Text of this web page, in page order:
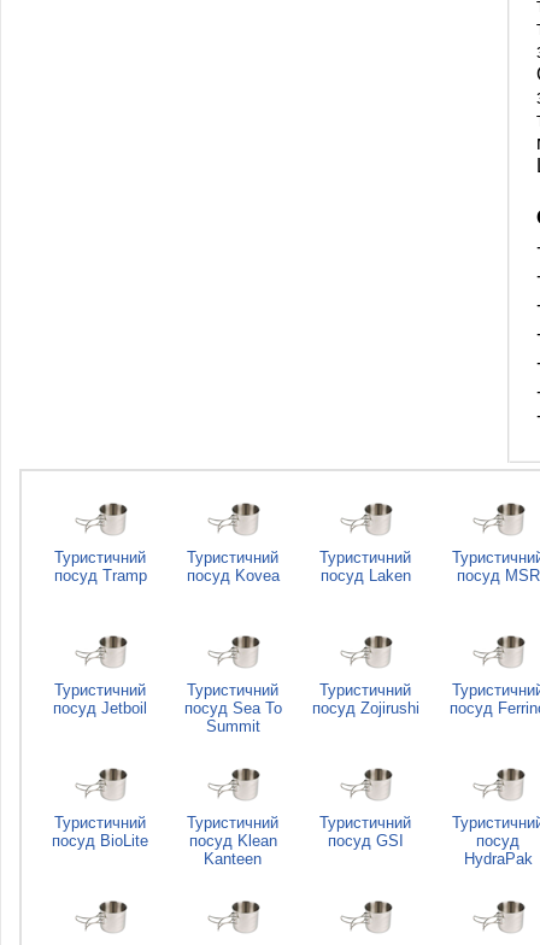
Туристичний
посуд Tramp
Туристичний
посуд Kovea
Туристичний
посуд Laken
посуд MSR
Туристичний
посуд Jetboil
Туристичний
посуд Sea To
Summit
Туристичний
посуд Zojirushi
посуд
Туристичний
посуд BioLite
Туристичний
посуд Klean
Kanteen
Туристичний
посуд GSI
посуд
HydraPak